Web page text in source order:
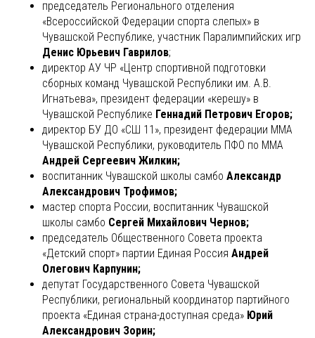
председатель Регионального отделения
«Всероссийской Федерации спорта слепых» в
Чувашской Республике, участник Паралимпийских игр
Денис Юрьевич Гаврилов;
директор АУ ЧР «Центр спортивной подготовки
сборных команд Чувашской Республики им. А.В.
Игнатьева», президент федерации «керешу» в
Чувашской Республике Геннадий Петрович Егоров;
директор БУ ДО «СШ 11», президент федерации ММА
Чувашской Республики, руководитель ПФО по ММА
Андрей Сергеевич Жилкин;
воспитанник Чувашской школы самбо Александр
Александрович Трофимов;
мастер спорта России, воспитанник Чувашской
школы самбо Сергей Михайлович Чернов;
председатель Общественного Совета проекта
«Детский спорт» партии Единая Россия Андрей
Олегович Карпунин;
депутат Государственного Совета Чувашской
Республики, региональный координатор партийного
проекта «Единая страна-доступная среда» Юрий
Александрович Зорин;